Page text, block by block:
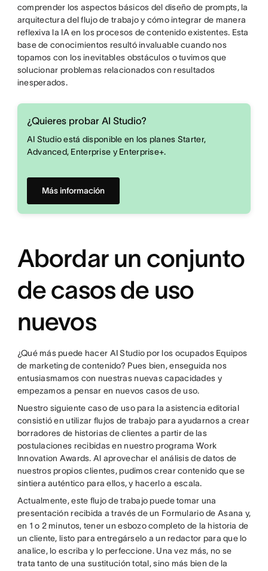
comprender los aspectos básicos del diseño de prompts, la
arquitectura del flujo de trabajo y cómo integrar de manera
reflexiva la IA en los procesos de contenido existentes. Esta
base de conocimientos resultó invaluable cuando nos
topamos con los inevitables obstáculos o tuvimos que
solucionar problemas relacionados con resultados
inesperados.
¿Quieres probar AI Studio?
AI Studio está disponible en los planes Starter,
Advanced, Enterprise y Enterprise+.
Más información
Abordar un conjunto
de casos de uso
nuevos
¿Qué más puede hacer AI Studio por los ocupados Equipos
de marketing de contenido? Pues bien, enseguida nos
entusiasmamos con nuestras nuevas capacidades y
empezamos a pensar en nuevos casos de uso.
Nuestro siguiente caso de uso para la asistencia editorial
consistió en utilizar flujos de trabajo para ayudarnos a crear
borradores de historias de clientes a partir de las
postulaciones recibidas en nuestro programa Work
Innovation Awards. Al aprovechar el análisis de datos de
nuestros propios clientes, pudimos crear contenido que se
sintiera auténtico para ellos, y hacerlo a escala.
Actualmente, este flujo de trabajo puede tomar una
presentación recibida a través de un Formulario de Asana y,
en 1 o 2 minutos, tener un esbozo completo de la historia de
un cliente, listo para entregárselo a un redactor para que lo
analice, lo escriba y lo perfeccione. Una vez más, no se
trata tanto de una sustitución total, sino más bien de la